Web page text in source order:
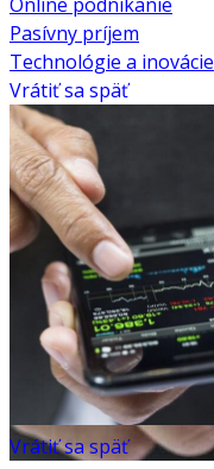
Pasívny príjem
Technológie a inovácie
Vrátiť sa späť
Vrátiť sa späť